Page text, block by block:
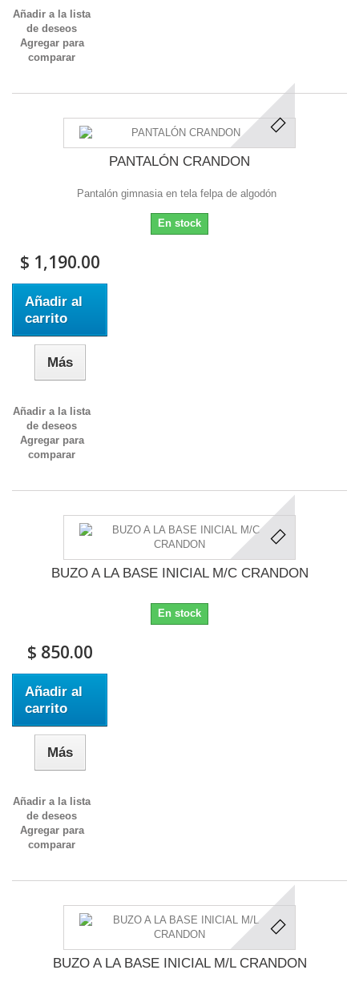
Añadir a la lista
de deseos
Agregar para
comparar
PANTALÓN CRANDON
Pantalón gimnasia en tela felpa de algodón
En stock
$ 1,190.00
Añadir al
carrito
Más
Añadir a la lista
de deseos
Agregar para
comparar
BUZO A LA BASE INICIAL M/C CRANDON
En stock
$ 850.00
Añadir al
carrito
Más
Añadir a la lista
de deseos
Agregar para
comparar
BUZO A LA BASE INICIAL M/L CRANDON